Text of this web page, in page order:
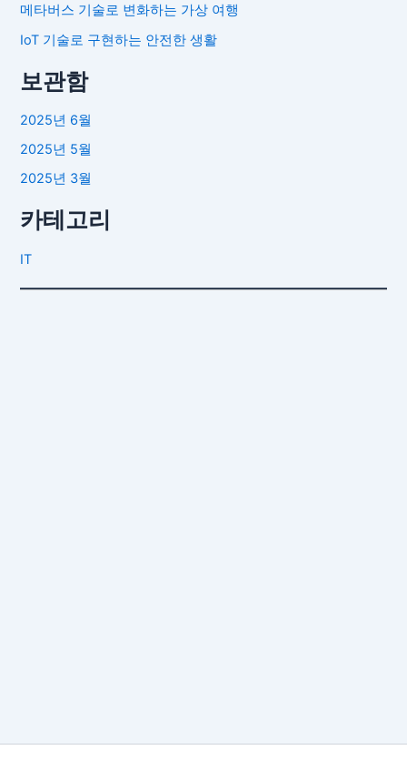
메타버스 기술로 변화하는 가상 여행
IoT 기술로 구현하는 안전한 생활
보관함
2025년 6월
2025년 5월
2025년 3월
카테고리
IT